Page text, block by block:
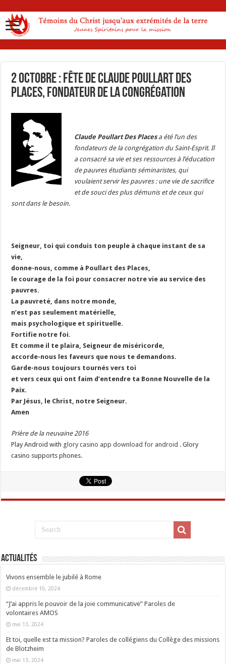
2 octobre : fête de Claude Poullart des
Places, fondateur de la congrégation
Claude Poullart Des Placesa été l’un des
fondateurs de la congrégation du Saint-Esprit. Il
a consacré sa vie et ses ressources à l’éducation
de pauvres étudiants séminaristes, qui
voulaient servir les pauvres : une vie de sacrifice
et de souci des plus démunis et de ceux qui
sont dans le besoin.
Seigneur, toi qui conduis ton peuple à chaque instant de sa
vie,
donne-nous, comme à Poullart des Places,
le courage de la foi pour consacrer notre vie au service des
pauvres.
La pauvreté, dans notre monde,
n’est pas seulement matérielle,
mais psychologique et spirituelle.
Fortifie notre foi.
Et comme il te plaira, Seigneur de miséricorde,
accorde-nous les faveurs que nous te demandons.
Garde-nous toujours tournés vers toi
et vers ceux qui ont faim d’entendre ta Bonne Nouvelle de la
Paix.
Par Jésus, le Christ, notre Seigneur.
Amen
Prière de la neuvaine 2016
Play Android with glory casino app download for android . Glory
casino supports phones.
Actualités
Vivons ensemble le jubilé à Rome
décembre 10, 2024
“J’ai appris le pouvoir de la joie communicative” Paroles de
volontaires AMOS
mai 13, 2024
Et toi, quelle est ta mission? Paroles de collégiens du Collège des missions
de Blotzheim
mai 13, 2024